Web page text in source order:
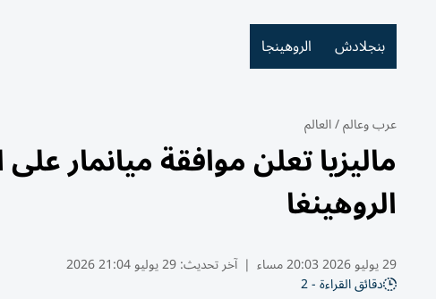
بنجلادش الروهينجا
عرب وعالم/العالم
ماليزيا تعلن موافقة ميانمار
الروهينغا
29 يوليو 2026 20:03 مساء | آخر تحديث:29 يوليو 21:04 2026
دقائق القراءة - 2